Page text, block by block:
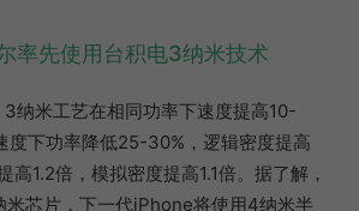
率先使用台积电3纳米技术
纳米工艺在相同功率下速度提高10-
度下功率降低25-30%，逻辑密度提高
高1.2倍，模拟密度提高1.1倍。据了解，
米芯片，下一代iPhone将使用4纳米半